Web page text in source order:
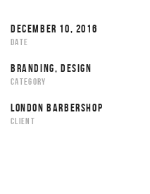
DECEMBER 10, 2016
DATE
BRANDING, DESIGN
CATEGORY
LONDON BARBERSHOP
CLIENT